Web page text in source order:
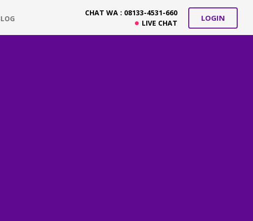
CHAT WA : 08133-4531-660
LIVE CHAT
LOGIN